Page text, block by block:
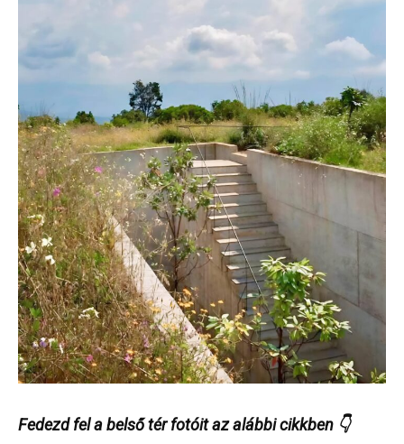
Fedezd fel a belső tér fotóit az alábbi cikkben 👇